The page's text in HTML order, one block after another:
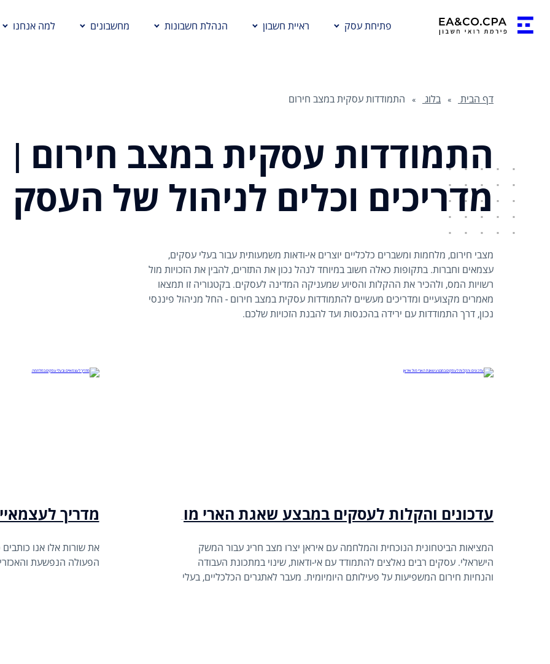
פתיחת עסק ראיית חשבון הנהלת חשבונות מחשבונים למה אנחנו
דף הבית בלוג התמודדות עסקית במצב חירום
התמודדות עסקית במצב חירום |
מדריכים וכלים לניהול של העסק
מצבי חירום, מלחמות ומשברים כלכליים יוצרים אי-ודאות משמעותית עבור בעלי עסקים,
עצמאים וחברות. בתקופות כאלה חשוב במיוחד לנהל נכון את התזרים, להבין את הזכויות מול
רשויות המס, ולהכיר את ההקלות והסיוע שמעניקה המדינה לעסקים. בקטגוריה זו תמצאו
מאמרים מקצועיים ומדריכים מעשיים להתמודדות עסקית במצב חירום - החל מניהול פיננסי
נכון, דרך התמודדות עם ירידה בהכנסות ועד להבנת הזכויות שלכם.
עדכונים והקלות לעסקים במבצע שאגת הארי מול איראן
המציאות הביטחונית הנוכחית והמלחמה עם איראן יצרו מצב חריג עבור המשק
הישראלי. עסקים רבים נאלצים להתמודד עם אי-ודאות, שינוי במתכונת העבודה
והנחיות חירום המשפיעות על פעילותם היומיומית. מעבר לאתגרים הכלכליים, בעלי
מדריך
את שורות אלו אנו
הפעולה הנפשעת